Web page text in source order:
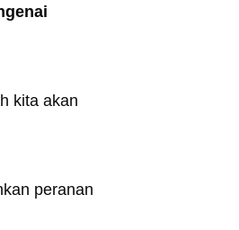
kita akan
peranan